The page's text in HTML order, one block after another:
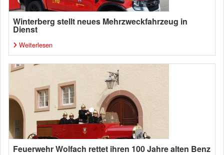
Winterberg stellt neues Mehrzweckfahrzeug in
Dienst
Weiterlesen
Feuerwehr Wolfach rettet ihren 100 Jahre alten Benz